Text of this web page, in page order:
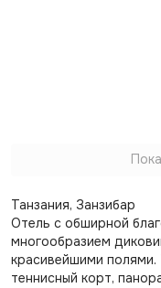
Танзания, Занзибар
Отель с обширной
многообразием
красивейшими полями.
теннисный корт,